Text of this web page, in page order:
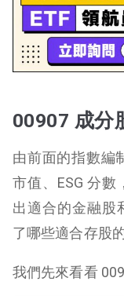
00907 成分
由前面的指數編
市值、ESG 分
出適合的金融股
了哪些適合存股
我們先來看看